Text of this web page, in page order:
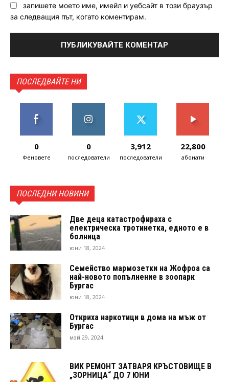
запишете моето име, имейл и уебсайт в този браузър
за следващия път, когато коментирам.
ПОСЛЕДВАЙТЕ НИ
0
Феновете
0
последователи
3,912
последователи
22,800
абонати
ПОСЛЕДНИ НОВИНИ
Две деца катастрофираха с
електрическа тротинетка, едното е в
болница
юни 18, 2024
Семейство мармозетки на Жофроа са
най-новото попълнение в зоопарк
Бургас
юни 18, 2024
Откриха наркотици в дома на мъж от
Бургас
май 29, 2024
ВИК РЕМОНТ ЗАТВАРЯ КРЪСТОВИЩЕ В
„ЗОРНИЦА“ ДО 7 ЮНИ